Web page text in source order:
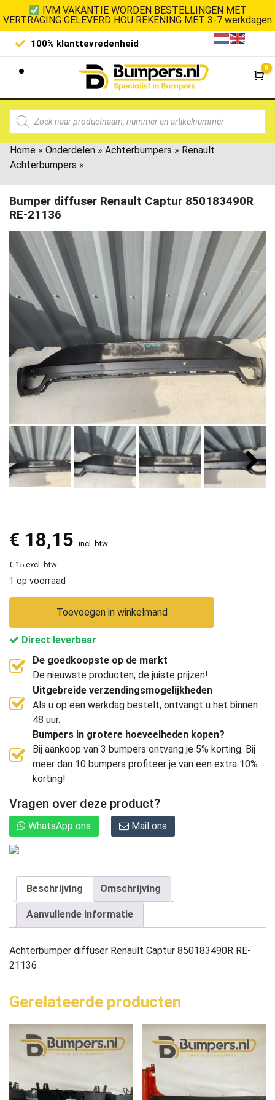
IVM VAKANTIE WORDEN BESTELLINGEN MET
VERTRAGING GELEVERD HOU REKENING MET 3-7 werkdagen
100% klanttevredenheid
0
Home » Onderdelen » Achterbumpers » Renault
Achterbumpers »
Bumper diffuser Renault Captur 850183490R
RE-21136
€ 18,15 incl. btw
€ 15 excl. btw
1 op voorraad
Toevoegen in winkelmand
Direct leverbaar
De goedkoopste op de markt
De nieuwste producten, de juiste prijzen!
Uitgebreide verzendingsmogelijkheden
Als u op een werkdag bestelt, ontvangt u het binnen
48 uur.
Bumpers in grotere hoeveelheden kopen?
Bij aankoop van 3 bumpers ontvang je 5% korting. Bij
meer dan 10 bumpers profiteer je van een extra 10%
korting!
Vragen over deze product?
WhatsApp ons Mail ons
Beschrijving Omschrijving
Aanvullende informatie
Achterbumper diffuser Renault Captur 850183490R RE-
21136
Gerelateerde producten